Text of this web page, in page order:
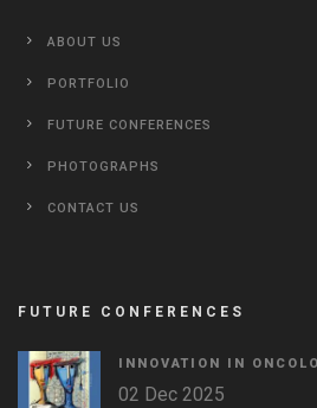
ABOUT US
PORTFOLIO
FUTURE CONFERENCES
PHOTOGRAPHS
CONTACT US
FUTURE CONFERENCES
INNOVATION IN
02 Dec 2025